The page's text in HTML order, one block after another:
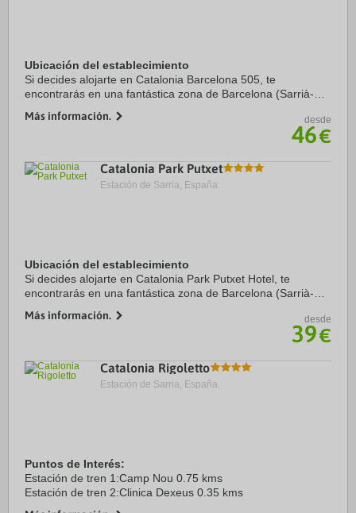
Ubicación del establecimiento
Si decides alojarte en Catalonia Barcelona 505, te
encontrarás en una fantástica zona de Barcelona (Sarrià-
de Park Güell y Camp Nou. Además, este ...
Más información. desde
46€
Catalonia Park Putxet
Estación de Sarria, España.
Ubicación del establecimiento
Si decides alojarte en Catalonia Park Putxet Hotel, te
encontrarás en una fantástica zona de Barcelona (Sarrià-
de Park Güell y Casa Milà. Además, ...
Más información. desde
39€
Catalonia Rigoletto
Estación de Sarria, España.
Puntos de Interés:
Estación de tren 1:Camp Nou 0.75 kms
Estación de tren 2:Clinica Dexeus 0.35 kms